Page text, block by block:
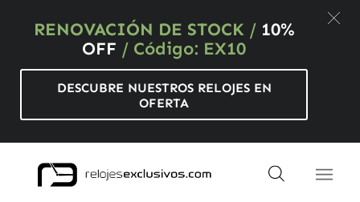
RENOVACIÓN DE STOCK/ 10%
OFF / Código: EX10
DESCUBRE NUESTROS RELOJES EN
OFERTA